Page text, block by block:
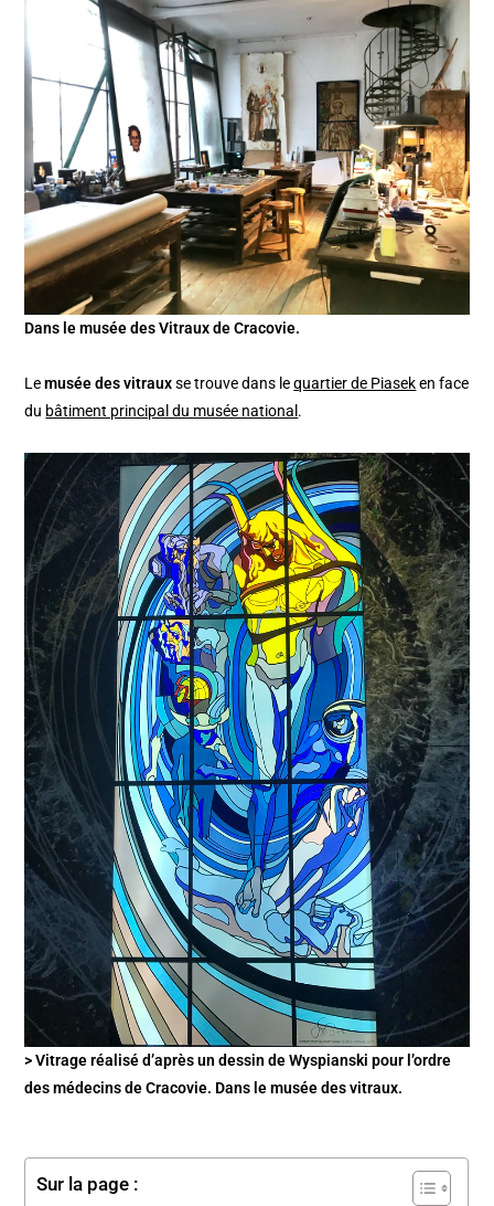
Dans le musée des Vitraux de Cracovie.
Lemusée des vitrauxse trouve dans lequartier de Piaseken face
du bâtiment principal du musée national .
> Vitrage réalisé d’après un dessin de Wyspianski pour l’ordre
des médecins de Cracovie. Dans le musée des vitraux.
Sur la page :